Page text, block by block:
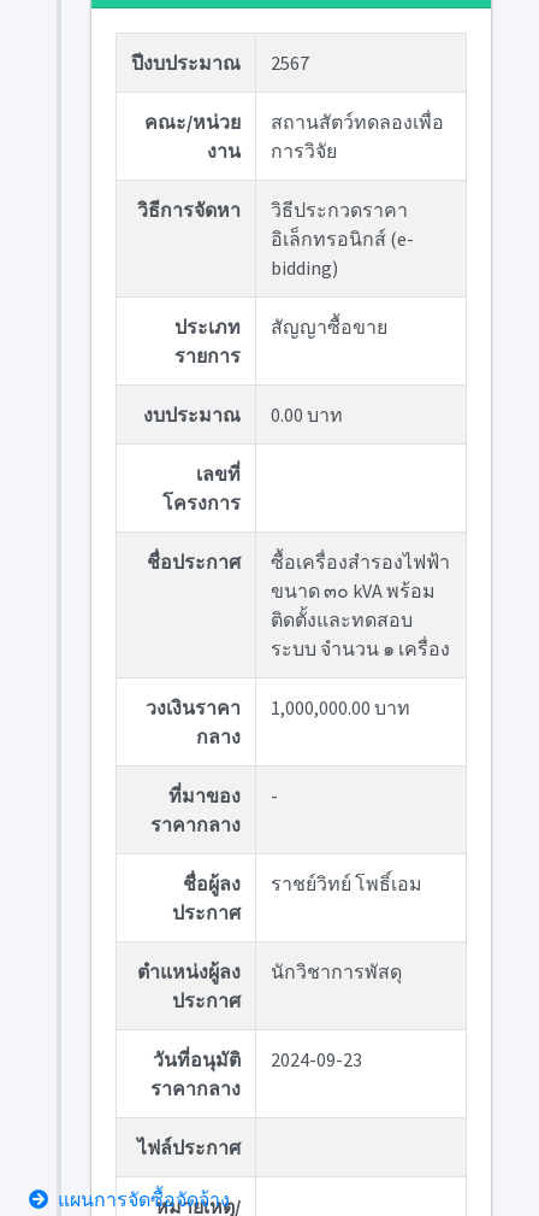
ปีงบประมาณ 2567
คณะ/หน่วย
งาน
สถานสัตว์ทดลองเพื่อ
การวิจัย
วิธีการจัดหา
วิธีประกวดราคา
อิเล็กทรอนิกส์ (e-
bidding)
ประเภท
รายการ
สัญญาซื้อขาย
งบประมาณ 0.00 บาท
เลขที่
โครงการ
ชื่อประกาศ
ซื้อเครื่องสำรองไฟฟ้า
ขนาด ๓๐ kVA พร้อม
ติดตั้งและทดสอบ
ระบบ จำนวน ๑ เครื่อง
วงเงินราคา
กลาง
1,000,000.00 บาท
ที่มาของ
ราคากลาง
-
ชื่อผู้ลง
ประกาศ
ราชย์วิทย์ โพธิ์เอม
ตำแหน่งผู้ลง
ประกาศ
นักวิชาการพัสดุ
วันที่อนุมัติ
ราคากลาง
2024-09-23
ไฟล์ประกาศ
หมายเหตุ/
แผนการจัดซื้อจัดจ้าง